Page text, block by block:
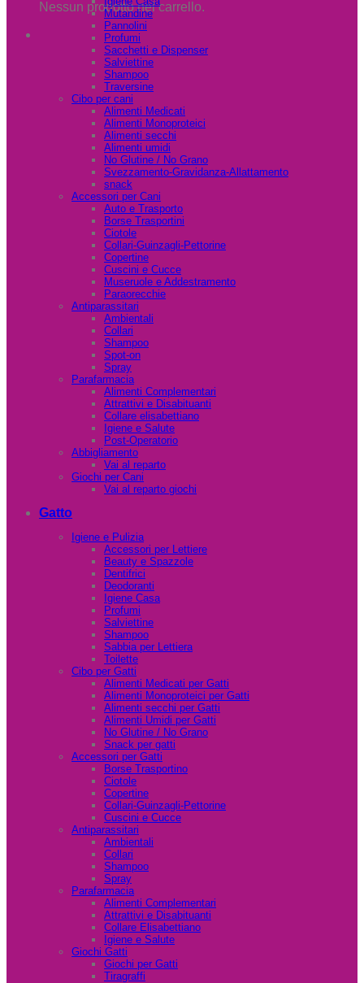
Nessun prodotto nel carrello.
Mutandine
Pannolini
Profumi
Sacchetti e Dispenser
Salviettine
Shampoo
Traversine
Cibo per cani
Alimenti Medicati
Alimenti Monoproteici
Alimenti secchi
Alimenti umidi
No Glutine / No Grano
Svezzamento-Gravidanza-Allattamento
snack
Accessori per Cani
Auto e Trasporto
Borse Trasportini
Ciotole
Collari-Guinzagli-Pettorine
Copertine
Cuscini e Cucce
Museruole e Addestramento
Paraorecchie
Antiparassitari
Ambientali
Collari
Shampoo
Spot-on
Spray
Parafarmacia
Alimenti Complementari
Attrattivi e Disabituanti
Collare elisabettiano
Igiene e Salute
Post-Operatorio
Abbigliamento
Vai al reparto
Giochi per Cani
Vai al reparto giochi
Gatto
Igiene e Pulizia
Accessori per Lettiere
Beauty e Spazzole
Dentifrici
Deodoranti
Igiene Casa
Profumi
Salviettine
Shampoo
Sabbia per Lettiera
Toilette
Cibo per Gatti
Alimenti Medicati per Gatti
Alimenti Monoproteici per Gatti
Alimenti secchi per Gatti
Alimenti Umidi per Gatti
No Glutine / No Grano
Snack per gatti
Accessori per Gatti
Borse Trasportino
Ciotole
Copertine
Collari-Guinzagli-Pettorine
Cuscini e Cucce
Antiparassitari
Ambientali
Collari
Shampoo
Spray
Parafarmacia
Alimenti Complementari
Attrattivi e Disabituanti
Collare Elisabettiano
Igiene e Salute
Giochi Gatti
Giochi per Gatti
Tiragraffi